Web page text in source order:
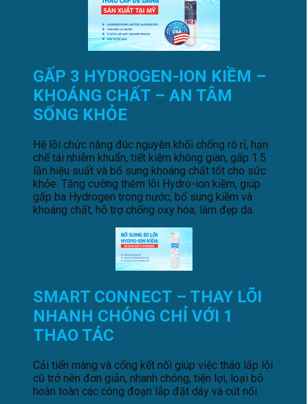
GẤP 3 HYDROGEN-ION KIỀM –
KHOÁNG CHẤT – AN TÂM
SỐNG KHỎE
Hệ lõi chức năng đúc nguyên khối chống rò rỉ, hạn
chế tái nhiễm khuẩn, tiết kiệm không gian, gấp 1.5
lần hiệu suất và bổ sung khoáng chất tốt cho sức
khỏe. Tăng cường thêm lõi Hydro-ion kiềm, giúp
gấp ba Hydrogen trong nước, bổ sung kiềm và
khoáng chất, hỗ trợ chống oxy hóa, làm đẹp da.
SMART CONNECT – THAY LÕI
NHANH CHÓNG CHỈ VỚI 1
THAO TÁC
Cải tiến màng và cổng kết nối giúp việc tháo lắp lõi
cũ trở nên đơn giản, nhanh chóng, tiện lợi, loại bỏ
hoàn toàn các công đoạn lắp đặt dây và cút nối.